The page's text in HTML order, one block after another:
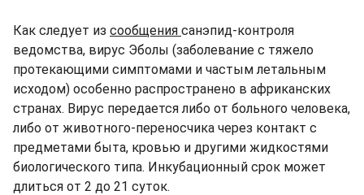
Как следует из сообщения санэпид-контроля
ведомства, вирус Эболы (заболевание с тяжело
протекающими симптомами и частым летальным
исходом) особенно распространено в африканских
странах. Вирус передается либо от больного человека,
либо от животного-переносчика через контакт с
предметами быта, кровью и другими жидкостями
биологического типа. Инкубационный срок может
длиться от 2 до 21 суток.